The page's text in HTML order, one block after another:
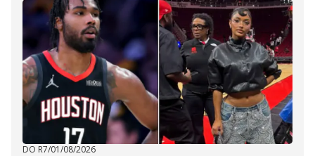
DO R7/01/08/2026